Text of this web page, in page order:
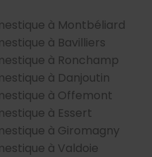
à Montbéliard
à Bavilliers
à Ronchamp
à Danjoutin
à Offemont
à Essert
à Giromagny
à Valdoie